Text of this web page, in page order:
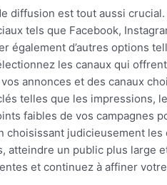
diffusion est tout aussi
tels que Facebook,
également d’autres options
les canaux qui
annonces et des canaux
telles que les impressions,
faibles de vos campagnes
choisissant judicieusement
atteindre un public plus large
et continuez à affiner